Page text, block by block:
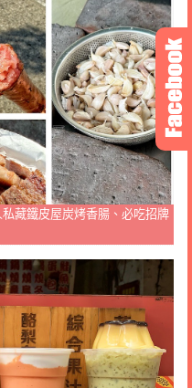
藏鐵皮屋炭烤香腸、必吃招牌